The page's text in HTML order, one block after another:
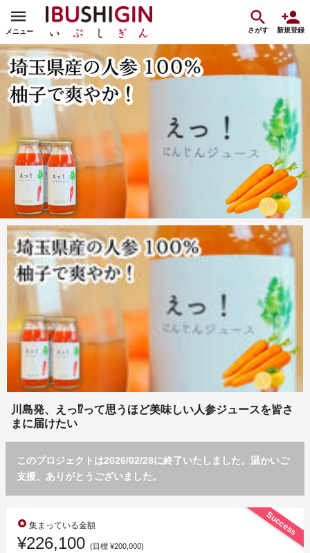
メニュー さがす 新規登録
川島発、えっ⁉って思うほど美味しい人参ジュースを皆さ
まに届けたい
このプロジェクトは2026/02/28に終了いたしました。温かいご
支援、ありがとうございました。
Success
stars 集まっている金額
¥226,100 (目標 ¥200,000)